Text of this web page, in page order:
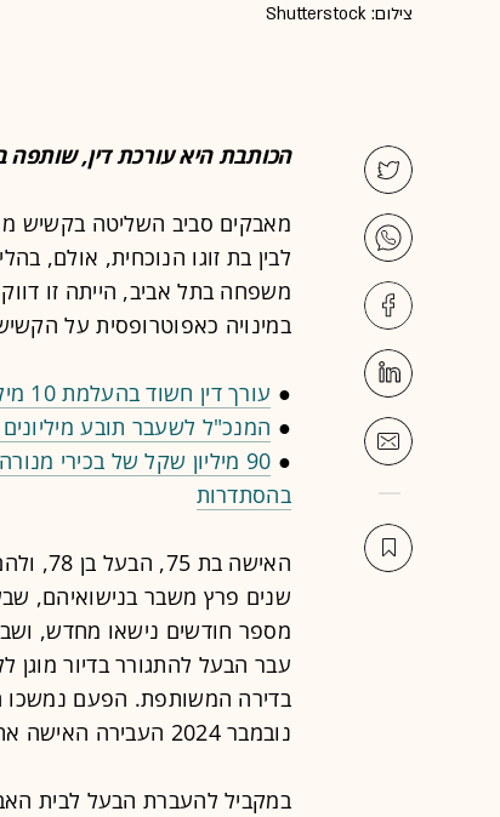
צילום: Shutterstock
הכותבת היא עורכת דין,
מאבקים סביב השליטה בקשיש
לבין בת זוגו הנוכחית, אולם,
משפחה בתל אביב, הייתה זו
במינויה כאפוטרופסית על
● עורך דין חשוד בהעלמת 10 מיליון שקל. אחרי חצי שנה הותר שמו לפרסום
● המנכ"ל לשעבר תובע
●
90 מיליון שקל של בכירי
בהסתדרות
האישה
שנים פרץ משבר בנישואיהם,
מספר חודשים נישאו מחדש,
עבר הבעל להתגורר בדיור
בדירה המשותפת. הפעם נמשכו
נובמבר 2024 העבירה האישה את הבעל למחלקה סיעודית בבית אבות בגבעתיים.
במקביל להעברת הבעל לבית